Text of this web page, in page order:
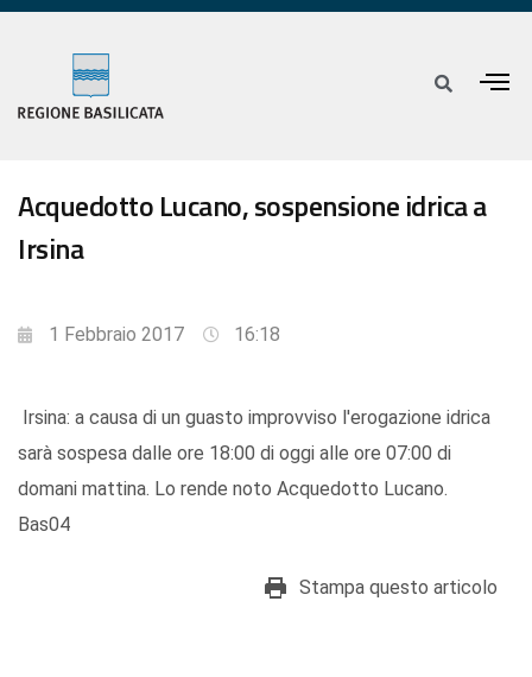
Acquedotto Lucano, sospensione idrica a
Irsina
1 Febbraio 2017 16:18
Irsina: a causa di un guasto improvviso l'erogazione idrica
sarà sospesa dalle ore 18:00 di oggi alle ore 07:00 di
domani mattina. Lo rende noto Acquedotto Lucano.
Bas04
Stampa questo articolo